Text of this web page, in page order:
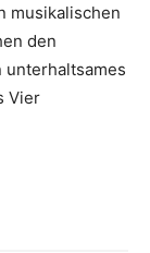
musikalischen
den
Vier